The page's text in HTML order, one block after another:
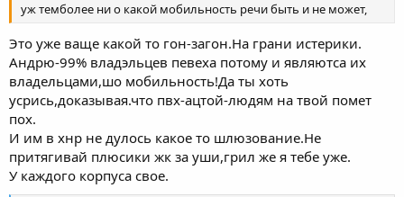
уж темболее ни о какой мобильность речи быть и не может,
Это уже ваще какой то гон-загон.На грани истерики.
Андрю-99% владэльцев певеха потому и являютса их
владельцами,шо мобильность!Да ты хоть
усрись,доказывая.что пвх-ацтой-людям на твой помет
пох.
И им в хнр не дулось какое то шлюзование.Не
притягивай плюсики жк за уши,грил же я тебе уже.
У каждого корпуса свое.